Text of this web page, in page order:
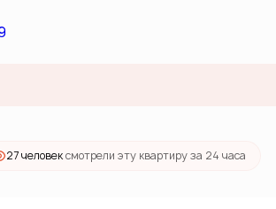
27 человексмотрели эту квартиру за 24 часа